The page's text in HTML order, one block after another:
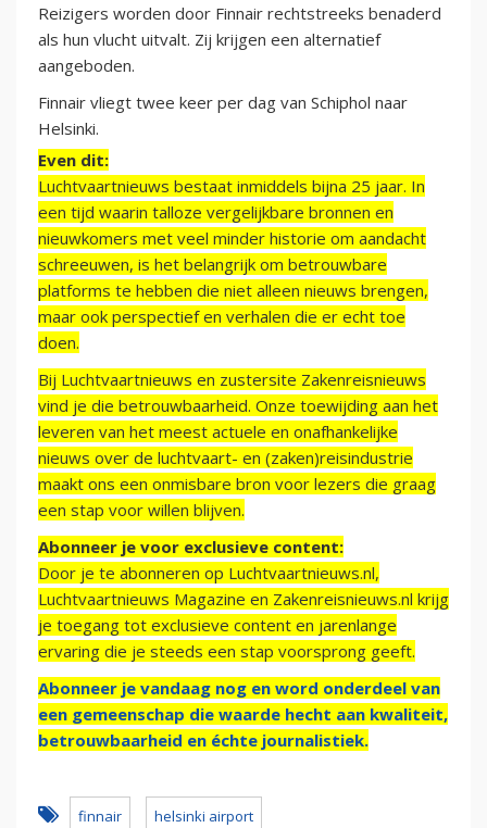
Reizigers worden door Finnair rechtstreeks benaderd
als hun vlucht uitvalt. Zij krijgen een alternatief
aangeboden.
Finnair vliegt twee keer per dag van Schiphol naar
Helsinki.
Even dit:
Luchtvaartnieuws bestaat inmiddels bijna 25 jaar. In
een tijd waarin talloze vergelijkbare bronnen en
nieuwkomers met veel minder historie om aandacht
schreeuwen, is het belangrijk om betrouwbare
platforms te hebben die niet alleen nieuws brengen,
maar ook perspectief en verhalen die er echt toe
doen.
Bij Luchtvaartnieuws en zustersite Zakenreisnieuws
vind je die betrouwbaarheid. Onze toewijding aan het
leveren van het meest actuele en onafhankelijke
nieuws over de luchtvaart- en (zaken)reisindustrie
maakt ons een onmisbare bron voor lezers die graag
een stap voor willen blijven.
Abonneer je voor exclusieve content:
Door je te abonneren op Luchtvaartnieuws.nl,
Luchtvaartnieuws Magazine en Zakenreisnieuws.nl krijg
je toegang tot exclusieve content en jarenlange
ervaring die je steeds een stap voorsprong geeft.
Abonneer je vandaag nog en word onderdeel van
een gemeenschap die waarde hecht aan kwaliteit,
betrouwbaarheid en échte journalistiek.
finnair helsinki airport